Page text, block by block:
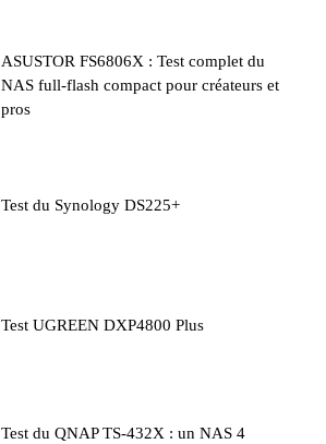
ASUSTOR FS6806X : Test complet du
NAS full-flash compact pour créateurs et
pros
Test du Synology DS225+
Test UGREEN DXP4800 Plus
Test du QNAP TS-432X : un NAS 4